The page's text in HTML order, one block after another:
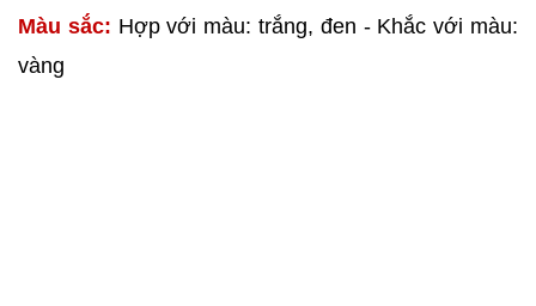
Màu sắc: Hợp với màu: trắng, đen - Khắc với màu:
vàng